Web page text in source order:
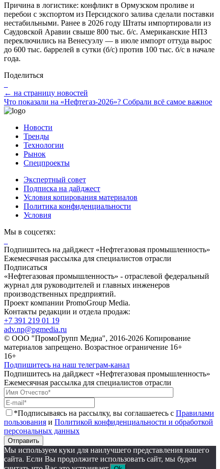
Причина в логистике: конфликт в Ормузском проливе и
перебои с экспортом из Персидского залива сделали поставки
нестабильными. Ранее в 2026 году Штаты импортировали из
Саудовской Аравии свыше 800 тыс. б/с. Американские НПЗ
переключились на Венесуэлу — в июле импорт оттуда вырос
до 600 тыс. баррелей в сутки (б/с) против 100 тыс. б/с в начале
года.
Поделиться
← на страницу новостей
Что показали на «Нефтегаз-2026»? Собрали всё самое важное
Новости
Тренды
Технологии
Рынок
Спецпроекты
Экспертный совет
Подписка на дайджест
Условия копирования материалов
Политика конфиденциальности
Условия
Мы в соцсетях:
Подпишитесь на дайджест «Нефтегазовая промышленность»
Ежемесячная рассылка для специалистов отрасли
Подписаться
«Нефтегазовая промышленность» - отраслевой федеральный
журнал для руководителей и главных инженеров
производственных предприятий.
Проект компании PromoGroup Media.
Контакты редакции и отдела продаж:
+7 391 219 01 19
adv.np@pgmedia.ru
© ООО "ПромоГрупп Медиа", 2016-2026 Копирование
материалов запрещено. Возрастное ограничение 16+
16+
Подпишитесь на наш телеграм-канал
Подпишитесь на дайджест «Нефтегазовая промышленность»
Ежемесячная рассылка для специалистов отрасли
*Подписываясь на рассылку, вы соглашаетесь с Правилами
пользования и Политикой конфиденциальности и обработкой
персональных данных
Отправить
Мы используем куки для наилучшего представления нашего
сайта. Если Вы продолжите использовать сайт, мы будем